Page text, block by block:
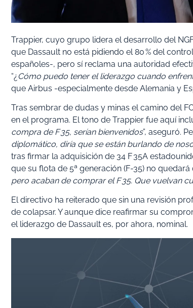
Trappier, cuyo grupo lidera el desarrollo del
que Dassault no está pidiendo el 80 % del
españoles-, pero sí reclama una autoridad
“¿ Cómo puedo tener el liderazgo cuando
que Airbus -especialmente desde Alemania y
Tras sembrar de dudas y minas el camino del
en el programa. El tono de Trappier fue aquí
compra de F 35, serían bienvenidos”, aseguró.
diplomático, diría que se están burlando de
tras firmar la adquisición de 34 F 35A
que su flota de 5ª generación (F-35) no quedará
pero acaban de comprar el F 35. Que vuelvan
El directivo ha reiterado que sin una revisión
de colapsar. Y aunque dice reafirmar su
el liderazgo de Dassault es, por ahora, nominal.